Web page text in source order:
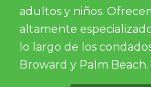
adultos y niños.
altamente
lo largo de los
Broward y Palm Beach.